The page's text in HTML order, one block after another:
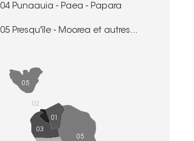
04 Punaauia - Paea - Papara
05 Presqu'île - Moorea et autres...
01
02
03
05
05